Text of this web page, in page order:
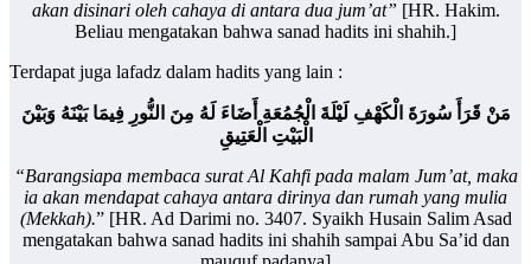
akan disinari oleh cahaya di antara dua jum’at” [HR. Hakim.
Beliau mengatakan bahwa sanad hadits ini shahih.]
Terdapat juga lafadz dalam hadits yang lain :
مَنْ قَرَأَ سُورَةَ الْكَهْفِ لَيْلَةَ الْجُمُعَةِ أَضَاءَ لَهُ مِنَ النُّورِ فِيمَا بَيْنَهُ وَبَيْنَ
الْبَيْتِ الْعَتِيقِ
“Barangsiapa membaca surat Al Kahfi pada malam Jum’at, maka
ia akan mendapat cahaya antara dirinya dan rumah yang mulia
(Mekkah).” [HR. Ad Darimi no. 3407. Syaikh Husain Salim Asad
mengatakan bahwa sanad hadits ini shahih sampai Abu Sa’id dan